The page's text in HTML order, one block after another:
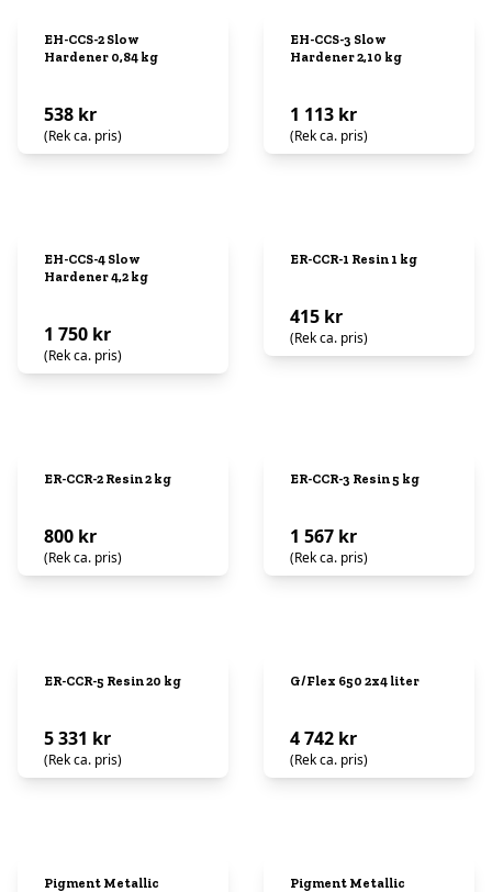
EH-CCS-2 Slow
Hardener 0,84 kg
538 kr
(Rek ca. pris)
EH-CCS-3 Slow
Hardener 2,10 kg
1 113 kr
(Rek ca. pris)
EH-CCS-4 Slow
Hardener 4,2 kg
1 750 kr
(Rek ca. pris)
ER-CCR-1 Resin 1 kg
415 kr
(Rek ca. pris)
ER-CCR-2 Resin 2 kg
800 kr
(Rek ca. pris)
ER-CCR-3 Resin 5 kg
1 567 kr
(Rek ca. pris)
ER-CCR-5 Resin 20 kg
5 331 kr
(Rek ca. pris)
G/Flex 650 2x4 liter
4 742 kr
(Rek ca. pris)
Pigment Metallic
Pigment Metallic